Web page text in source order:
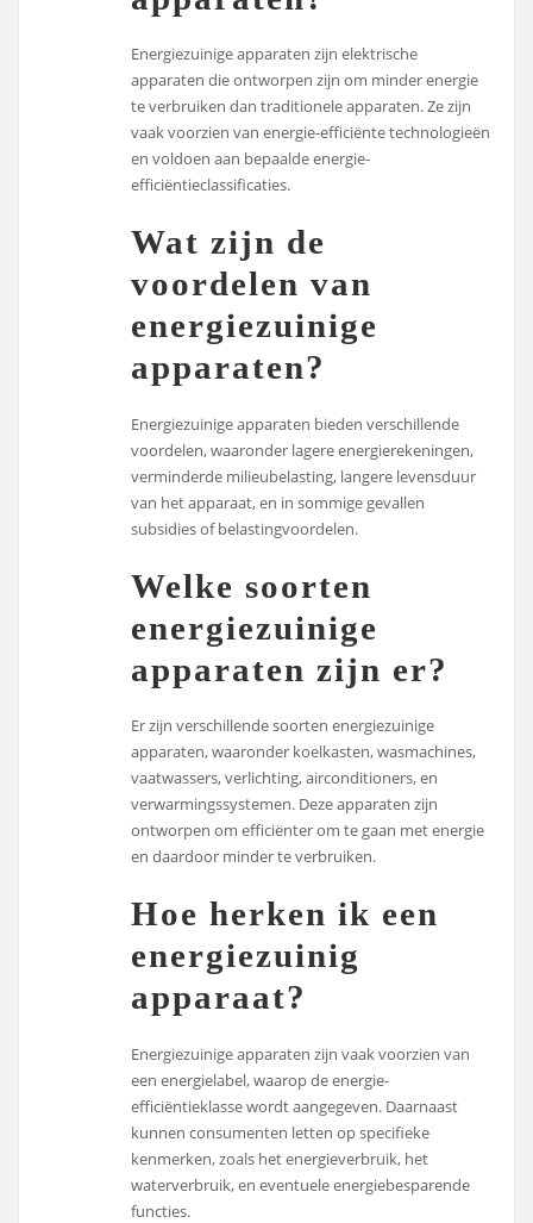
Energiezuinige apparaten zijn elektrische
apparaten die ontworpen zijn om minder energie
te verbruiken dan traditionele apparaten. Ze zijn
vaak voorzien van energie-efficiënte technologieën
en voldoen aan bepaalde energie-
efficiëntieclassificaties.
Wat zijn de
voordelen van
energiezuinige
apparaten?
Energiezuinige apparaten bieden verschillende
voordelen, waaronder lagere energierekeningen,
verminderde milieubelasting, langere levensduur
van het apparaat, en in sommige gevallen
subsidies of belastingvoordelen.
Welke soorten
energiezuinige
apparaten zijn er?
Er zijn verschillende soorten energiezuinige
apparaten, waaronder koelkasten, wasmachines,
vaatwassers, verlichting, airconditioners, en
verwarmingssystemen. Deze apparaten zijn
ontworpen om efficiënter om te gaan met energie
en daardoor minder te verbruiken.
Hoe herken ik een
energiezuinig
apparaat?
Energiezuinige apparaten zijn vaak voorzien van
een energielabel, waarop de energie-
efficiëntieklasse wordt aangegeven. Daarnaast
kunnen consumenten letten op specifieke
kenmerken, zoals het energieverbruik, het
waterverbruik, en eventuele energiebesparende
functies.